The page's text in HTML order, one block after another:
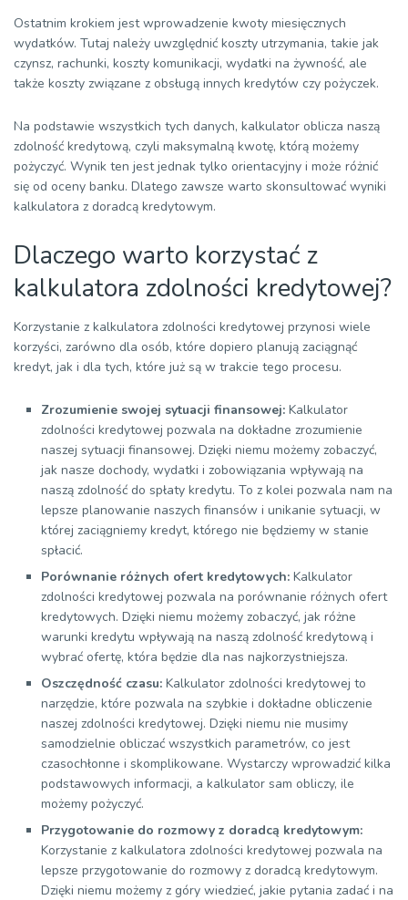
Ostatnim krokiem jest wprowadzenie kwoty miesięcznych
wydatków. Tutaj należy uwzględnić koszty utrzymania, takie jak
czynsz, rachunki, koszty komunikacji, wydatki na żywność, ale
także koszty związane z obsługą innych kredytów czy pożyczek.
Na podstawie wszystkich tych danych, kalkulator oblicza naszą
zdolność kredytową, czyli maksymalną kwotę, którą możemy
pożyczyć. Wynik ten jest jednak tylko orientacyjny i może różnić
się od oceny banku. Dlatego zawsze warto skonsultować wyniki
kalkulatora z doradcą kredytowym.
Dlaczego warto korzystać z
kalkulatora zdolności kredytowej?
Korzystanie z kalkulatora zdolności kredytowej przynosi wiele
korzyści, zarówno dla osób, które dopiero planują zaciągnąć
kredyt, jak i dla tych, które już są w trakcie tego procesu.
Zrozumienie swojej sytuacji finansowej: Kalkulator
zdolności kredytowej pozwala na dokładne zrozumienie
naszej sytuacji finansowej. Dzięki niemu możemy zobaczyć,
jak nasze dochody, wydatki i zobowiązania wpływają na
naszą zdolność do spłaty kredytu. To z kolei pozwala nam na
lepsze planowanie naszych finansów i unikanie sytuacji, w
której zaciągniemy kredyt, którego nie będziemy w stanie
spłacić.
Porównanie różnych ofert kredytowych: Kalkulator
zdolności kredytowej pozwala na porównanie różnych ofert
kredytowych. Dzięki niemu możemy zobaczyć, jak różne
warunki kredytu wpływają na naszą zdolność kredytową i
wybrać ofertę, która będzie dla nas najkorzystniejsza.
Oszczędność czasu: Kalkulator zdolności kredytowej to
narzędzie, które pozwala na szybkie i dokładne obliczenie
naszej zdolności kredytowej. Dzięki niemu nie musimy
samodzielnie obliczać wszystkich parametrów, co jest
czasochłonne i skomplikowane. Wystarczy wprowadzić kilka
podstawowych informacji, a kalkulator sam obliczy, ile
możemy pożyczyć.
Przygotowanie do rozmowy z doradcą kredytowym:
Korzystanie z kalkulatora zdolności kredytowej pozwala na
lepsze przygotowanie do rozmowy z doradcą kredytowym.
Dzięki niemu możemy z góry wiedzieć, jakie pytania zadać i na